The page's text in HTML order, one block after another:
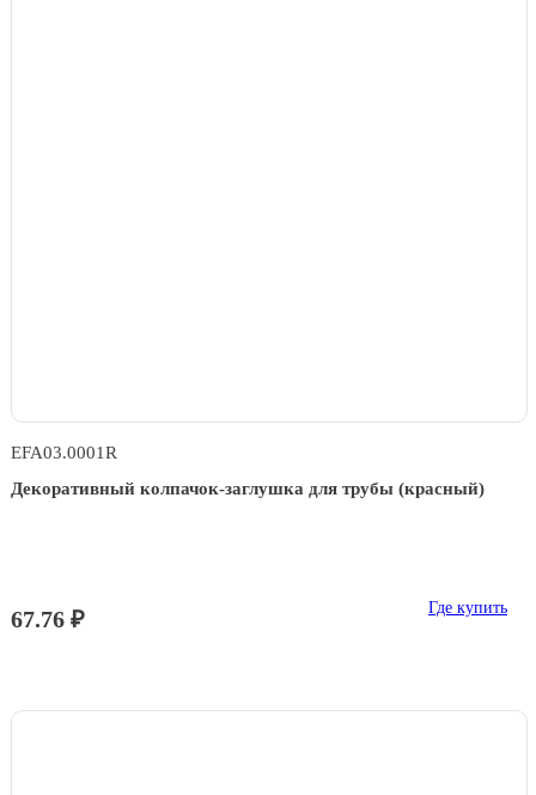
EFA03.0001R
Декоративный колпачок-заглушка для трубы (красный)
67.76 ₽ Где купить